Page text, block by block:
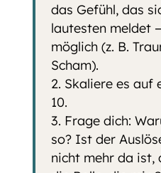
das Gefühl, das
lautesten meldet
möglich (z. B.
Scham).
Skaliere es auf
10.
Frage dich:
so? Ist der
nicht mehr da ist,